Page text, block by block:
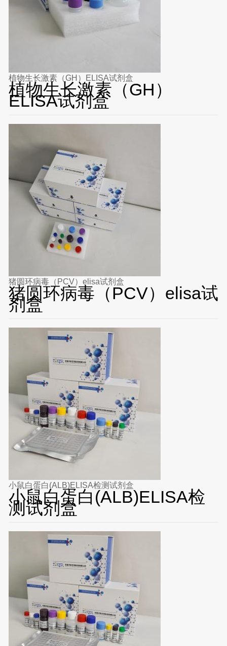
植物生长激素（GH）ELISA试剂盒
植物生长激素（GH）
ELISA试剂盒
猪圆环病毒（PCV）elisa试剂盒
猪圆环病毒（PCV）elisa试
剂盒
小鼠白蛋白(ALB)ELISA检测试剂盒
小鼠白蛋白(ALB)ELISA检
测试剂盒